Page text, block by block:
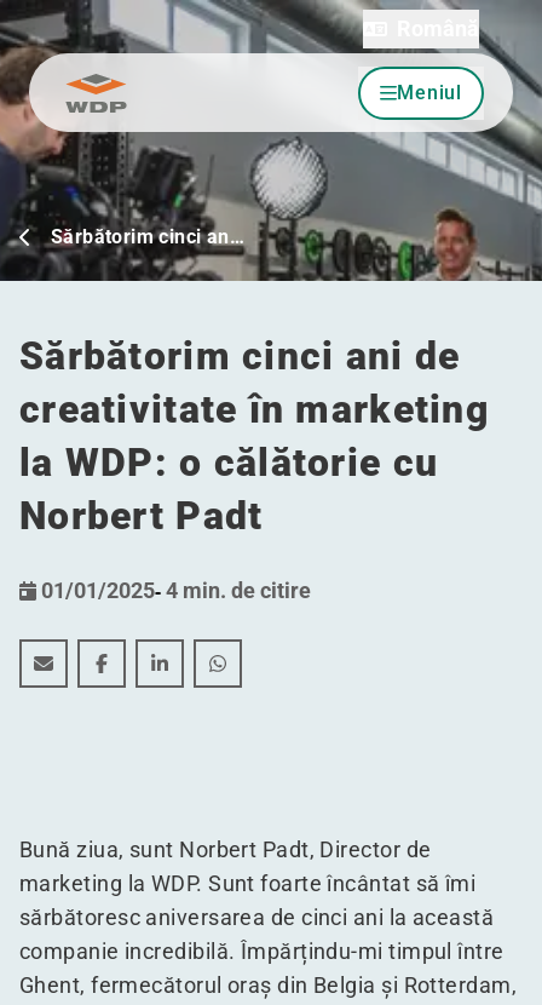
Sari la conținut Meniul
Sărbătorim cinci an…
Sărbătorim cinci ani de
creativitate în marketing
la WDP: o călătorie cu
Norbert Padt
01/01/2025-4 min. de citire
Sărbătorim cinci ani de creativitate în marketing la
Sărbătorim cinci ani de creativitate în
Sărbătorim cinci ani de creativitate în
Sărbătorim cinci ani de
Bună ziua, sunt Norbert Padt, Director de
marketing la WDP. Sunt foarte încântat să îmi
sărbătoresc aniversarea de cinci ani la această
companie incredibilă. Împărțindu-mi timpul între
Ghent, fermecătorul oraș din Belgia și Rotterdam,